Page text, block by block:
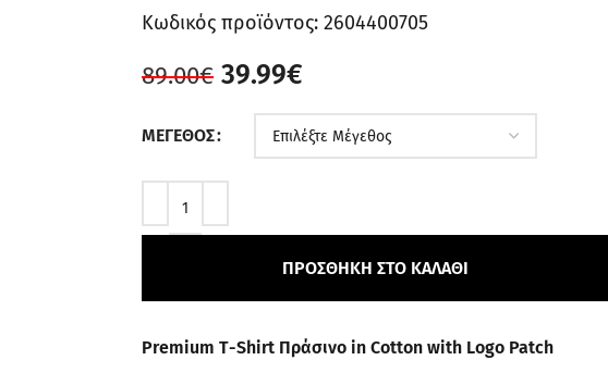
Κωδικός προϊόντος: 2604400705
89.00€ 39.99€
ΜΈΓΕΘΟΣ
ΠΡΟΣΘΉΚΗ ΣΤΟ ΚΑΛΆΘΙ
Premium Τ-Shirt Πράσινο in Cotton with Logo Patch